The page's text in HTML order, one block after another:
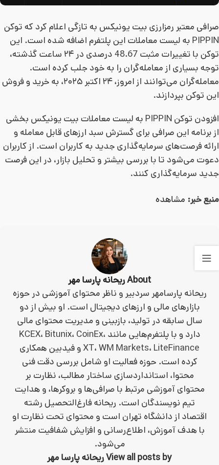
صرافی معتبر رمزارزی بیت یونیکس به تازگی اعلام کرد که توکن
PIPPIN به لیست معاملات این پلتفرم اضافه شده است. این
توکن با تغییرات مثبت 48.67 درصدی در ۲۴ ساعت گذشته،
توجه بسیاری از معامله‌گران را به خود جلب کرده است.
معامله‌گران می‌توانند از امروز، ۲۴ اکتبر ۲۰۲۵، به خرید و فروش
این توکن بپردازند.
افزودن توکن PIPPIN به لیست معاملات بیت یونیکس بخشی
از برنامه این صرافی برای گسترش سبد ارزهای قابل معامله و
ارائه فرصت‌های سرمایه‌گذاری جدید به کاربران است. از کاربران
دعوت می‌شود تا با بررسی بیشتر و تحلیل بازار، در این فرصت
جدید سرمایه‌گذاری کنند.
منبع خبر: مشاهده
About ریحانه پارسا مهر
ریحانه پارسامهر سردبیر و ناظر محتوای آموزشی در حوزه
بازارهای مالی و ارزهای دیجیتال است. او بیش از دو
سال سابقه در تولید، بازبینی و مدیریت محتوای مالی
دارد و با پلتفرم‌هایی مانند KCEX، Bitunix، CoinEx،
XT، WM Markets، LiteFinance و فیدبین همکاری
کرده است. حوزه فعالیت او شامل بررسی دقت فنی
محتوا، استانداردسازی ساختار مطالب، نظارت بر
محتوای آموزشی مرتبط با صرافی‌ها و بروکرها، و هدایت
تیم نویسندگان است. ریحانه فارغ‌التحصیل رشته
اقتصاد از دانشگاه تهران است و محتوای تحت نظارت او
با هدف آموزش، اطلاع‌رسانی و افزایش شفافیت منتشر
می‌شود.
View all posts by ریحانه پارسا مهر